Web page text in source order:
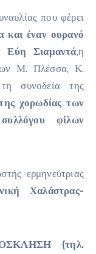
που φέρει
και έναν ουρανό
Εύη Σιαμαντά,η
των Μ. Πλέσσα, Κ.
συνοδεία της
χορωδίας των
φίλων
ερμηνεύτριας
Χαλάστρας-
(τηλ.